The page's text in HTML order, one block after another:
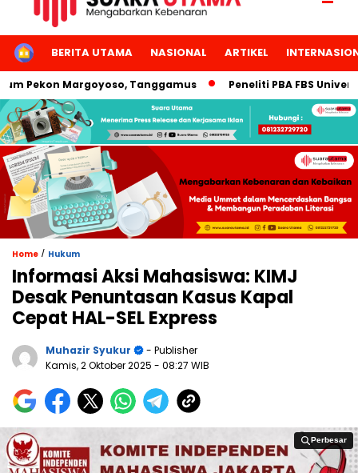
HOMEBERITA UTAMA NASIONAL ARTIKEL
Margoyoso, Tanggamus Peneliti PBA FBS
Home / Hukum
Informasi Aksi Mahasiswa: KIMJ
Desak Penuntasan Kasus Kapal
Cepat HAL-SEL Express
Muhazir Syukur
- Publisher
Kamis, 2 Oktober 2025 - 08:27 WIB
Perbesar
Perbesar